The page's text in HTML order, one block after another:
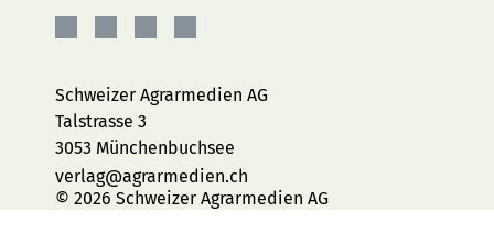
Facebook
Instagram
YouTubeLinkedIn
Schweizer Agrarmedien AG
Talstrasse 3
3053 Münchenbuchsee
verlag@agrarmedien.ch
© 2026 Schweizer Agrarmedien AG